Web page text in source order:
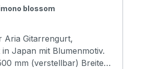
blossom
Aria Gitarrengurt,
Japan mit Blumenmotiv.
Breite